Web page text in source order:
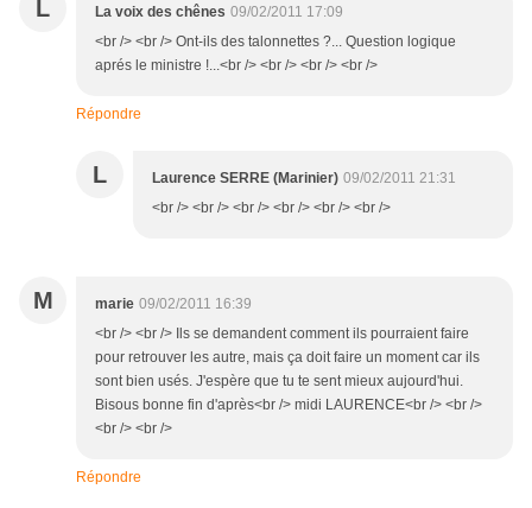
L La voix des chênes 09/02/2011 17:09
<br /> <br /> Ont-ils des talonnettes ?... Question logique
aprés le ministre !...<br /> <br /> <br /> <br />
Répondre
L Laurence SERRE (Marinier) 09/02/2011 21:31
<br /> <br /> <br /> <br /> <br /> <br />
M marie 09/02/2011 16:39
<br /> <br /> Ils se demandent comment ils pourraient faire
pour retrouver les autre, mais ça doit faire un moment car ils
sont bien usés. J'espère que tu te sent mieux aujourd'hui.
Bisous bonne fin d'après<br /> midi LAURENCE<br /> <br />
<br /> <br />
Répondre